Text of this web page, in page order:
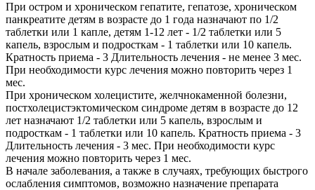
При остром и хроническом гепатите, гепатозе, хроническом
панкреатите детям в возрасте до 1 года назначают по 1/2
таблетки или 1 капле, детям 1-12 лет - 1/2 таблетки или 5
капель, взрослым и подросткам - 1 таблетки или 10 капель.
Кратность приема - 3 Длительность лечения - не менее 3 мес.
При необходимости курс лечения можно повторить через 1
мес.
При хроническом холецистите, желчнокаменной болезни,
постхолецистэктомическом синдроме детям в возрасте до 12
лет назначают 1/2 таблетки или 5 капель, взрослым и
подросткам - 1 таблетки или 10 капель. Кратность приема - 3
Длительность лечения - 3 мес. При необходимости курс
лечения можно повторить через 1 мес.
В начале заболевания, а также в случаях, требующих быстрого
ослабления симптомов, возможно назначение препарата